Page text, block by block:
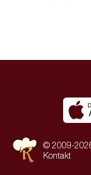
© 2009-
Kontakt